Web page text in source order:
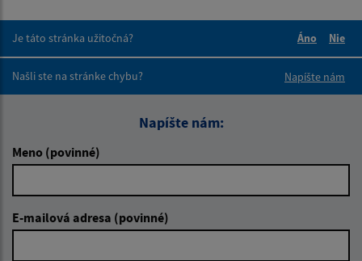
Je táto stránka užitočná?
Áno
Nie
Našli ste na stránke chybu?
Napíšte nám
Napíšte nám:
Meno (povinné)
E-mailová adresa (povinné)